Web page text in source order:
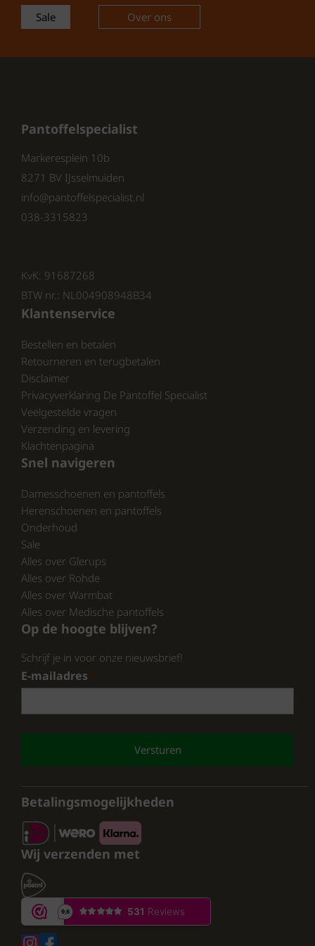
eyecatcher.
een perfecte pasvorm en
makkelijke instap.
Duurzaam materiaal:
lange levensduur en een luxueuze
Perfect voor:
Casual outfits, citytrips of een
dagje shoppen
Zomerse feestjes of vakantie in
stijl
Iedereen die zoekt naar comfort
zonder concessies te doen aan
design
Voeg de Remonte D0Q59-60 dames sandalen
toe aan je collectie en geniet van stijl, comfort
en kwaliteit dit seizoen!
Bekijk onze volledige collectie van Remonte
op:
https://www.schoenhuisbrink.nl/merk/remonte/
en
https://www.pantoffelspecialist.nl/merken/remonte/
En ontdek wat wij nog meer te bieden
Sale Over ons
Pantoffelspecialist
Markeresplein 10b
8271 BV IJsselmuiden
info@pantoffelspecialist.nl
038-3315823
KvK: 91687268
BTW nr.: NL004908948B34
Klantenservice
Bestellen en betalen
Retourneren en terugbetalen
Disclaimer
Privacyverklaring De Pantoffel Specialist
Veelgestelde vragen
Verzending en levering
Klachtenpagina
Snel navigeren
Damesschoenen en pantoffels
Herenschoenen en pantoffels
Onderhoud
Sale
Alles over Glerups
Alles over Rohde
Alles over Warmbat
Alles over Medische pantoffels
Op de hoogte blijven?
Schrijf je in voor onze nieuwsbrief!
E-mailadres *
CAPTCHA
Betalingsmogelijkheden
Wij verzenden met